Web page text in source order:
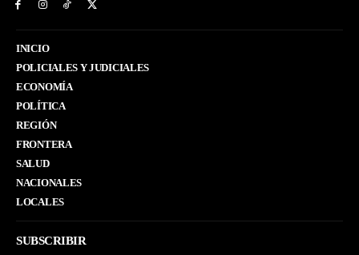
INICIO
POLICIALES Y JUDICIALES
ECONOMÍA
POLÍTICA
REGIÓN
FRONTERA
SALUD
NACIONALES
LOCALES
SUBSCRIBIR